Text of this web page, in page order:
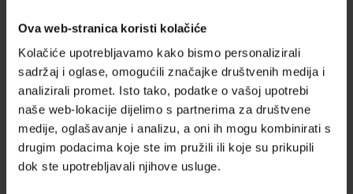
Ova web-stranica koristi kolačiće
Kolačiće upotrebljavamo kako bismo personalizirali
sadržaj i oglase, omogućili značajke društvenih medija i
analizirali promet. Isto tako, podatke o vašoj upotrebi
naše web-lokacije dijelimo s partnerima za društvene
medije, oglašavanje i analizu, a oni ih mogu kombinirati s
drugim podacima koje ste im pružili ili koje su prikupili
dok ste upotrebljavali njihove usluge.
Marc Jacobs Daisy Eau So
Intense Parfemska voda -
Tester
100ml - Parfemska voda -
Tester - Žene
Marc Jacobs Daisy Eau So
75ml - Toaletna voda -
Tester - Žene